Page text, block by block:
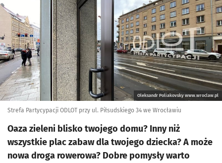
Oleksandr Poliakovsky www.wroclaw.pl
Strefa Partycypacji ODLOT przy ul. Piłsudskiego 34 we Wrocławiu
Oaza zieleni blisko twojego domu? Inny niż
wszystkie plac zabaw dla twojego dziecka? A może
nowa droga rowerowa? Dobre pomysły warto